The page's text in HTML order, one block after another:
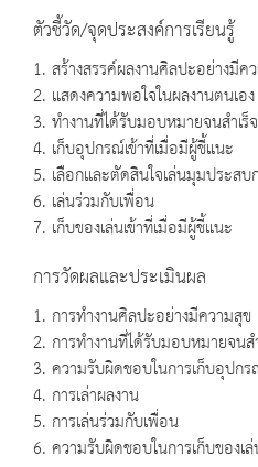
ตัวชี้วัด/จุดประสงค์การเรียนรู้
1. สร้างสรรค์ผลงานศิลปะอย่างมีค
2. แสดงความพอใจในผลงานตนเอง
3. ทำงานที่ได้รับมอบหมายจนสำเร็
4. เก็บอุปกรณ์เข้าที่เมื่อมีผู้ชี้แนะ
5. เลือกและตัดสินใจเล่นมุมประส
6. เล่นร่วมกับเพื่อน
7. เก็บของเล่นเข้าที่เมื่อมีผู้ชี้แนะ
การวัดผลและประเมินผล
1. การทำงานศิลปะอย่างมีความสุข
2. การทำงานที่ได้รับมอบหมายจนส
3. ความรับผิดชอบในการเก็บอุปกร
4. การเล่าผลงาน
5. การเล่นร่วมกับเพื่อน
6. ความรับผิดชอบในการเก็บของเล่